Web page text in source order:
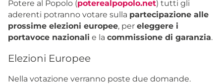
Potere al Popolo (poterealpopolo.net) tutti gli
aderenti potranno votare sulla partecipazione alle
prossime elezioni europee, per eleggere i
portavoce nazionali e la commissione di garanzia.
Elezioni Europee
Nella votazione verranno poste due domande.